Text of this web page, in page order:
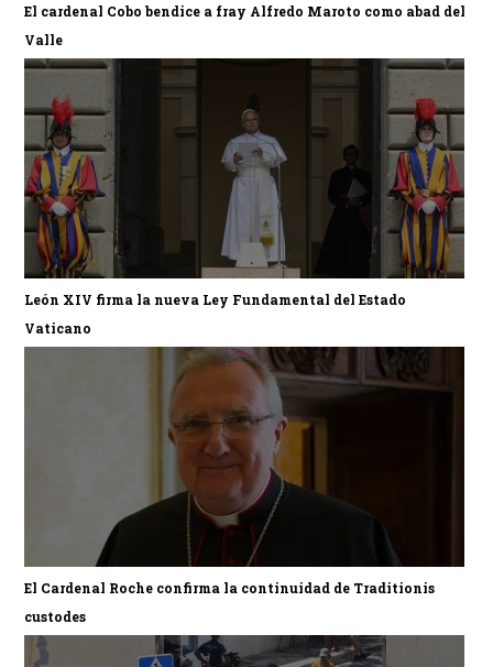
El cardenal Cobo bendice a fray Alfredo Maroto como abad del
Valle
León XIV firma la nueva Ley Fundamental del Estado
Vaticano
El Cardenal Roche confirma la continuidad de Traditionis
custodes